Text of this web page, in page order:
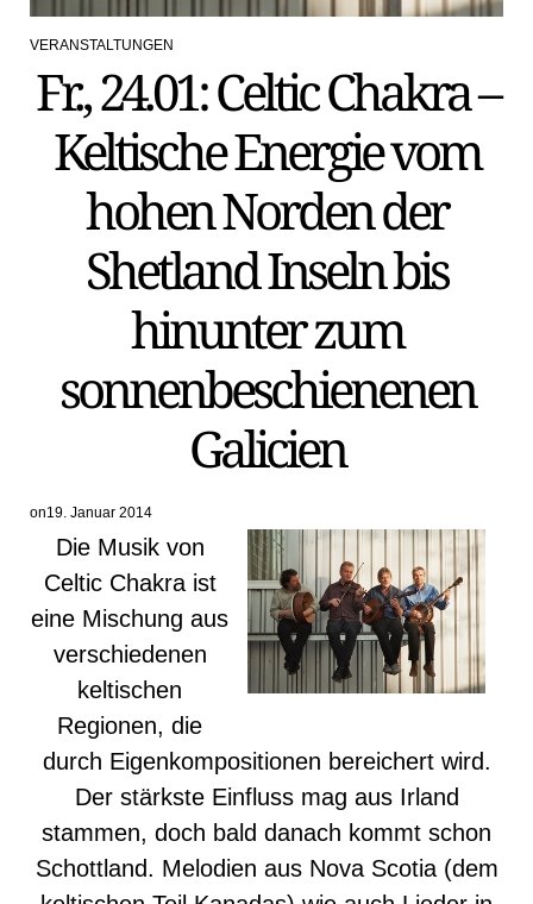
POSTED
IN
VERANSTALTUNGEN
Fr., 24.01: Celtic Chakra –
Keltische Energie vom
hohen Norden der
Shetland Inseln bis
hinunter zum
sonnenbeschienenen
Galicien
on19. Januar 2014
Die Musik von
Celtic Chakra ist
eine Mischung aus
verschiedenen
keltischen
Regionen, die
durch Eigenkompositionen bereichert wird.
Der stärkste Einfluss mag aus Irland
stammen, doch bald danach kommt schon
Schottland. Melodien aus Nova Scotia (dem